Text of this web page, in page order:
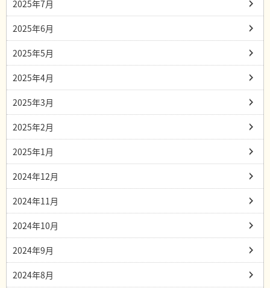
2025年7月
2025年6月
2025年5月
2025年4月
2025年3月
2025年2月
2025年1月
2024年12月
2024年11月
2024年10月
2024年9月
2024年8月